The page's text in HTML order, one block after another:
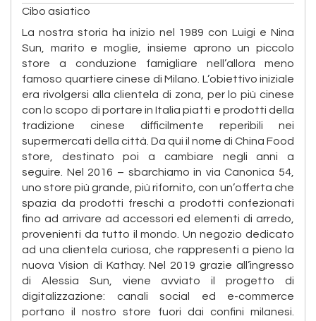
Cibo asiatico
La nostra storia ha inizio nel 1989 con Luigi e Nina
Sun, marito e moglie, insieme aprono un piccolo
store a conduzione famigliare nell’allora meno
famoso quartiere cinese di Milano. L’obiettivo iniziale
era rivolgersi alla clientela di zona, per lo più cinese
con lo scopo di portare in Italia piatti e prodotti della
tradizione cinese difficilmente reperibili nei
supermercati della città. Da qui il nome di China Food
store, destinato poi a cambiare negli anni a
seguire. Nel 2016 – sbarchiamo in via Canonica 54,
uno store più grande, più rifornito, con un’offerta che
spazia da prodotti freschi a prodotti confezionati
fino ad arrivare ad accessori ed elementi di arredo,
provenienti da tutto il mondo. Un negozio dedicato
ad una clientela curiosa, che rappresenti a pieno la
nuova Vision di Kathay. Nel 2019 grazie all’ingresso
di Alessia Sun, viene avviato il progetto di
digitalizzazione: canali social ed e-commerce
portano il nostro store fuori dai confini milanesi.